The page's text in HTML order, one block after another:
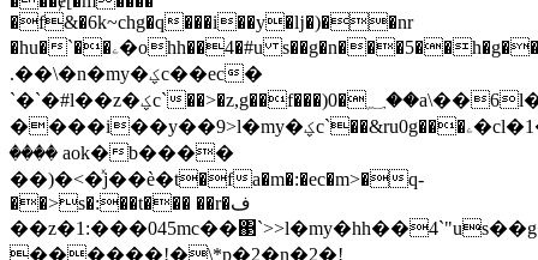
�f&�6k~chg�q���i��y�ǉ�)��nr
�hu�`��ۦ�ohh��4�#u s��g�n���5��h�g����pq��8a~�(t�m�׬j
.��\�n�my�ؼc��ec�
`�`�#l��z�ؼc`��>�z,g��f���)0�؁��a\��6l�m�:��}
����i��y��9>l�my�ؼc`��&ru0g���ۦ�cl�1��p�z�#����-a}xl�1��p�z�#؎����
���� aok�b����
��)�<�ͯj��ѐ�t�fa�m�:�ec�m>�q-
��>s�:��t��� ��r�ف
������!�\*p�2�n�2�!